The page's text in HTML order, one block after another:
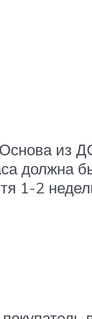
из
должна
1-2